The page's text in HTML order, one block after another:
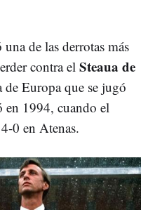
de las derrotas más
contra el Steaua de
Europa que se jugó
en 1994, cuando el
0 en Atenas.